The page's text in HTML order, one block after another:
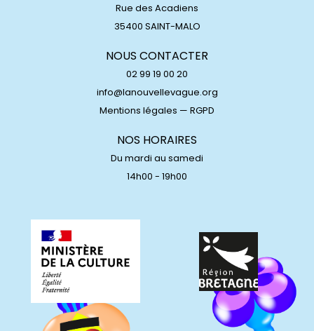
Rue des Acadiens
35400 SAINT-MALO
NOUS CONTACTER
02 99 19 00 20
info@lanouvellevague.org
Mentions légales — RGPD
NOS HORAIRES
Du mardi au samedi
14h00 - 19h00